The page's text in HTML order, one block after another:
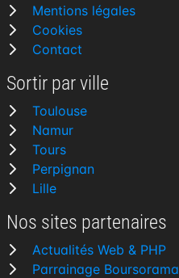
Mentions légales
Cookies
Contact
Sortir par ville
Toulouse
Namur
Tours
Perpignan
Lille
Nos sites partenaires
Actualités Web & PHP
Parrainage Boursorama